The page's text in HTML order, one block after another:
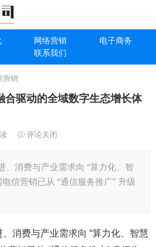
网络营销
电子商务
联系我们
营销
合驱动的全域数字生态增长体
评论关闭
、消费与产业需求向 “算力化、智
信营销已从 “通信服务推广” 升级
消费与产业需求向 “算力化、智慧